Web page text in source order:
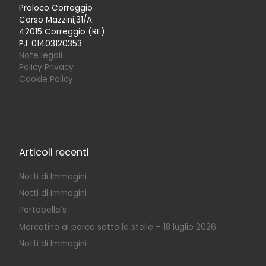
Proloco Correggio
Corso Mazzini,31/A
42015 Correggio (RE)
P.I. 01403120353
Note legali
Policy Privacy
Cookie Policy
Articoli recenti
Notti di Immagini
Notti di Immagini
Portobello’s
Mercatino al parco sotto le stelle – 18 luglio 2026
Notti di Immagini